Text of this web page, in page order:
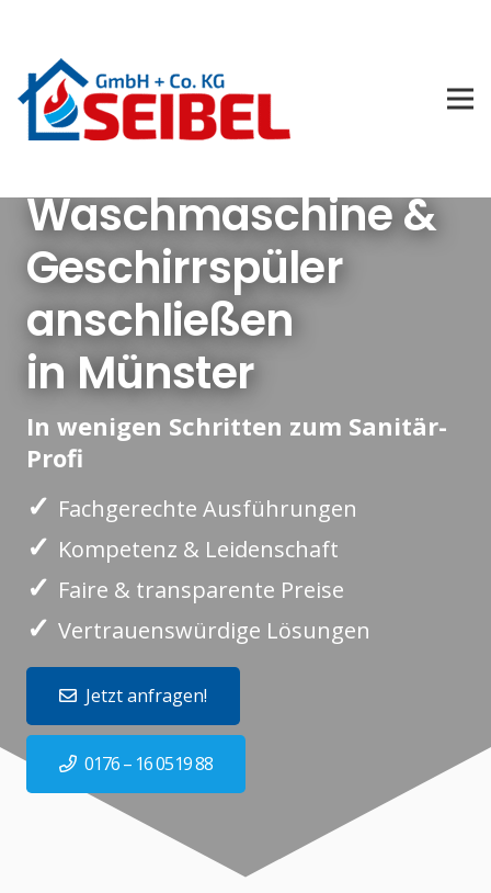
Waschmaschine &
Geschirrspüler
anschließen
in Münster
In wenigen Schritten zum Sanitär-
Profi
✓ Fachgerechte Ausführungen
✓ Kompetenz & Leidenschaft
✓ Faire & transparente Preise
✓ Vertrauenswürdige Lösungen
Jetzt anfragen!
0176 – 16 0519 88